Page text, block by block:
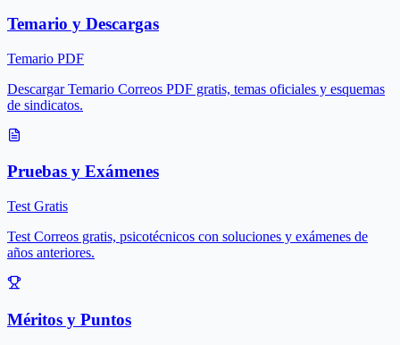
Temario y Descargas
Temario PDF
Descargar Temario Correos PDF gratis, temas oficiales y esquemas
de sindicatos.
Pruebas y Exámenes
Test Gratis
Test Correos gratis, psicotécnicos con soluciones y exámenes de
años anteriores.
Méritos y Puntos